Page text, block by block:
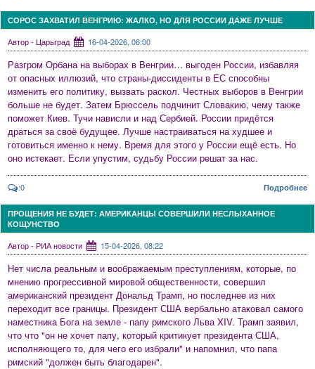
СОРОС ЗАХВАТИЛ ВЕНГРИЮ: ЖАЛКО, НО ДЛЯ РОССИИ ДАЖЕ ЛУЧШЕ
Автор - Царьград 16-04-2026, 06:00
Разгром Орбана на выборах в Венгрии… выгоден России, избавляя
от опасных иллюзий, что страны-диссиденты в ЕС способны
изменить его политику, вызвать раскол. Честных выборов в Венгрии
больше не будет. Затем Брюссель подчинит Словакию, чему также
поможет Киев. Тучи нависли и над Сербией. России придётся
драться за своё будущее. Лучше настраиваться на худшее и
готовиться именно к нему. Время для этого у России ещё есть. Но
оно истекает. Если упустим, судьбу России решат за нас.
:0 Подробнее
ПРОЩЕНИЯ НЕ БУДЕТ: АМЕРИКАНЦЫ СОВЕРШИЛИ НЕСЛЫХАННОЕ
КОЩУНСТВО
Автор - РИА новости 15-04-2026, 08:22
Нет числа реальным и воображаемым преступлениям, которые, по
мнению прогрессивной мировой общественности, совершил
американский президент Дональд Трамп, но последнее из них
переходит все границы. Президент США вербально атаковал самого
наместника Бога на земле - папу римского Льва XIV. Трамп заявил,
что что "он не хочет папу, который критикует президента США,
исполняющего то, для чего его избрали" и напомнил, что папа
римский "должен быть благодарен".